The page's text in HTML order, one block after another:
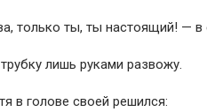
только ты, ты настоящий! — в
лишь руками развожу.
в голове своей решился: